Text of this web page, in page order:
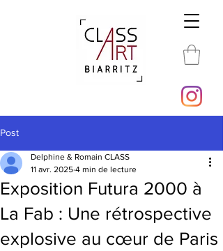
Post
Exposition Futura 2000 à
La Fab : Une rétrospective
explosive au cœur de Paris
Delphine & Romain CLASS
11 avr. 2025 4 min de lecture